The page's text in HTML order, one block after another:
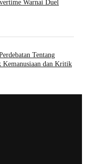
Warnai Duel
Tentang
Kemanusiaan dan Kritik